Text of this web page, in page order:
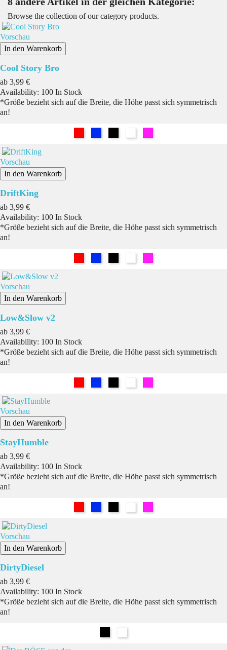
Browse the collection of our category products.
Vorschau
In den Warenkorb
Cool Story Bro
ab Preis
3,99 €
Availability: 100 In Stock
*Größe bezieht sich auf die Breite, die Höhe passt sich symmetrisch
an!
Vorschau
In den Warenkorb
DriftKing
ab Preis
3,99 €
Availability: 100 In Stock
*Größe bezieht sich auf die Breite, die Höhe passt sich symmetrisch
an!
Vorschau
In den Warenkorb
Low&Slow v2
ab Preis
3,99 €
Availability: 100 In Stock
*Größe bezieht sich auf die Breite, die Höhe passt sich symmetrisch
an!
Vorschau
In den Warenkorb
StayHumble
ab Preis
3,99 €
Availability: 100 In Stock
*Größe bezieht sich auf die Breite, die Höhe passt sich symmetrisch
an!
Vorschau
In den Warenkorb
DirtyDiesel
ab Preis
3,99 €
Availability: 100 In Stock
*Größe bezieht sich auf die Breite, die Höhe passt sich symmetrisch
an!